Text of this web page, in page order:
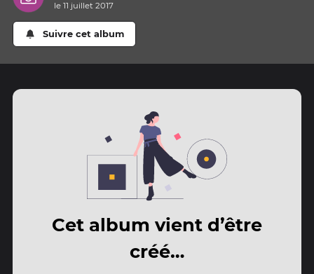
le 11 juillet 2017
Suivre cet album
Cet album vient d’être
créé…